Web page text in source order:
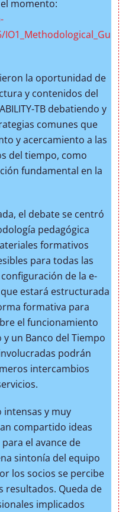
momento:
la oportunidad de
y contenidos del
TB debatiendo y
comunes que
y acercamiento a las
del tiempo, como
fundamental en la
el debate se centró
pedagógica
formativos
para todas las
de la e-
estará estructurada
formativa para
el funcionamiento
un Banco del Tiempo
podrán
intercambios
intensas y muy
compartido ideas
el avance de
sintonía del equipo
los socios se percibe
resultados. Queda de
implicados